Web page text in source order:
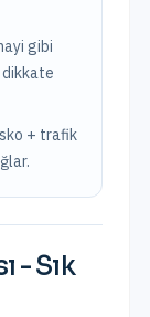
gibi
+ trafik
- Sık